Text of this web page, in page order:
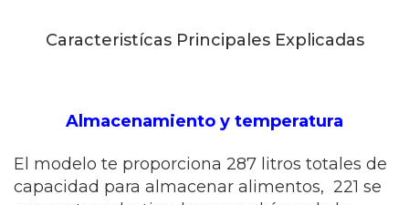
Caracteristícas Principales Explicadas
Almacenamiento y temperatura
El modelo te proporciona 287 litros totales de
capacidad para almacenar alimentos, 221 se